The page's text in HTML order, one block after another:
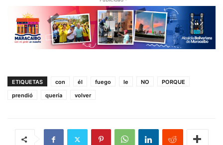
ETIQUETAS con él fuego le NO
PORQUE
prendió
quería volver